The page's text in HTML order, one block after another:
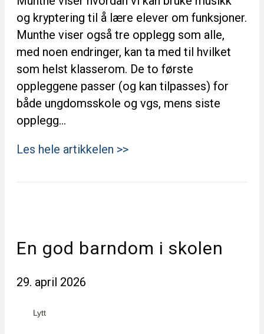
og kryptering til å lære elever om funksjoner.
Munthe viser også tre opplegg som alle,
med noen endringer, kan ta med til hvilket
som helst klasserom. De to første
oppleggene passer (og kan tilpasses) for
både ungdomsskole og vgs, mens siste
opplegg…
Les hele artikkelen >>
En god barndom i skolen
29. april 2026
Lytt